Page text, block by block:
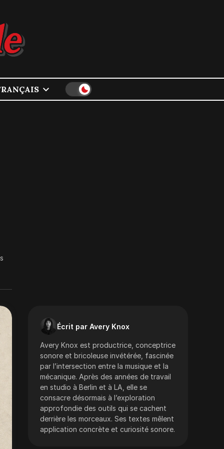
Écrit par Avery Knox
Avery Knox est productrice, conceptrice
sonore et bricoleuse invétérée, fascinée
par l’intersection entre la musique et la
mécanique. Après des années de travail
en studio à Berlin et à LA, elle se
consacre désormais à l’exploration
approfondie des outils qui se cachent
derrière les morceaux. Ses textes mêlent
application concrète et curiosité sonore.